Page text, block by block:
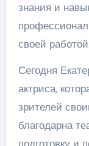
знания и
своей
Сегодня
актриса,
зрителей
благодарна